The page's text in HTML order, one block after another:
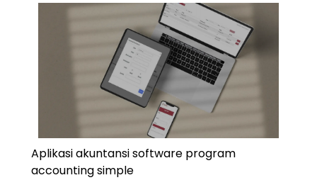
Aplikasi akuntansi software program
accounting simple